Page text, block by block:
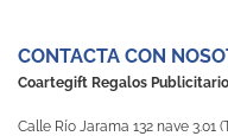
CONTACTA CON
Coartegift Regalos
Calle Río Jarama 132 nave 3.01